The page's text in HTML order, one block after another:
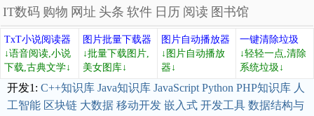
IT数码 购物 网址 头条 软件 日历 阅读 图书馆
TxT小说阅读器
↓语音阅读,小说
下载,古典文学↓
图片批量下载器
↓批量下载图片,
美女图库↓
图片自动播放器
↓图片自动播放
器↓
一键清除垃圾
↓轻轻一点,清除
系统垃圾↓
开发1: C++知识库 Java知识库 JavaScript Python PHP知识库 人
工智能 区块链 大数据 移动开发 嵌入式 开发工具 数据结构与